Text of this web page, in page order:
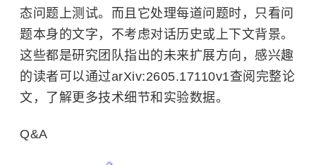
态问题上测试。而且它处理每道问题时，只看问
题本身的文字，不考虑对话历史或上下文背景。
这些都是研究团队指出的未来扩展方向，感兴趣
的读者可以通过arXiv:2605.17110v1查阅完整论
文，了解更多技术细节和实验数据。
Q&A